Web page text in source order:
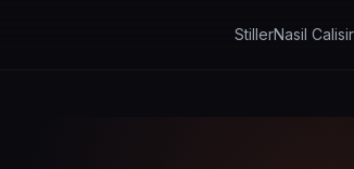
StillerNasil Calisir